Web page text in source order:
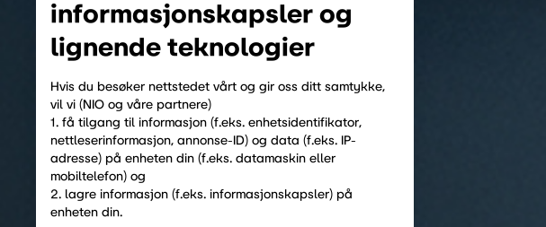
informasjonskapsler og
lignende teknologier
Hvis du besøker nettstedet vårt og gir oss ditt samtykke,
vil vi (NIO og våre partnere)
1. få tilgang til informasjon (f.eks. enhetsidentifikator,
nettleserinformasjon, annonse-ID) og data (f.eks. IP-
adresse) på enheten din (f.eks. datamaskin eller
mobiltelefon) og
2. lagre informasjon (f.eks. informasjonskapsler) på
enheten din.